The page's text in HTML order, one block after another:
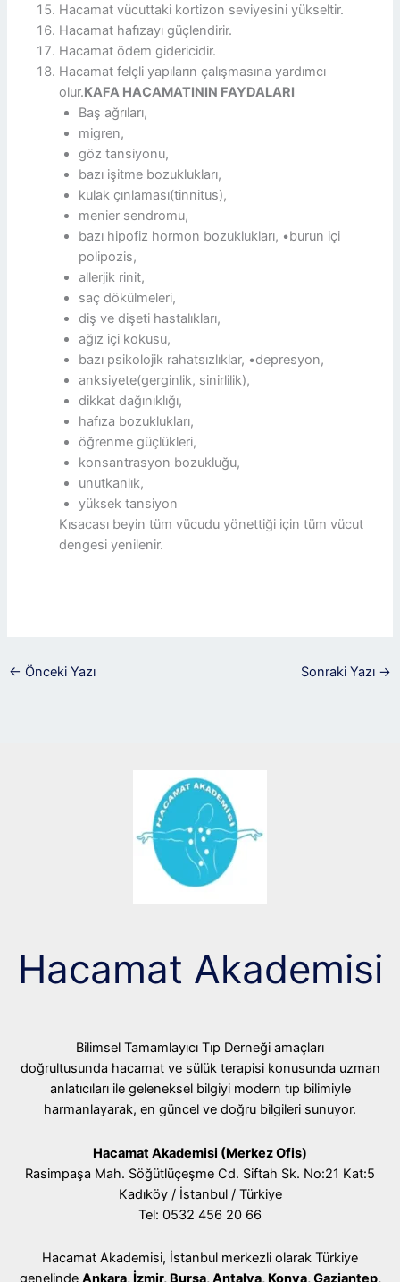
Hacamat vücuttaki kortizon seviyesini yükseltir.
Hacamat hafızayı güçlendirir.
Hacamat ödem gidericidir.
Hacamat felçli yapıların çalışmasına yardımcı
olur.KAFA HACAMATININ FAYDALARI
Baş ağrıları,
migren,
göz tansiyonu,
bazı işitme bozuklukları,
kulak çınlaması(tinnitus),
menier sendromu,
bazı hipofiz hormon bozuklukları, •burun içi
polipozis,
allerjik rinit,
saç dökülmeleri,
diş ve dişeti hastalıkları,
ağız içi kokusu,
bazı psikolojik rahatsızlıklar, •depresyon,
anksiyete(gerginlik, sinirlilik),
dikkat dağınıklığı,
hafıza bozuklukları,
öğrenme güçlükleri,
konsantrasyon bozukluğu,
unutkanlık,
yüksek tansiyon
Kısacası beyin tüm vücudu yönettiği için tüm vücut
dengesi yenilenir.
← Önceki Yazı Sonraki Yazı →
Hacamat Akademisi
Bilimsel Tamamlayıcı Tıp Derneği amaçları
doğrultusunda hacamat ve sülük terapisi konusunda uzman
anlatıcıları ile geleneksel bilgiyi modern tıp bilimiyle
harmanlayarak, en güncel ve doğru bilgileri sunuyor.
Hacamat Akademisi (Merkez Ofis)
Rasimpaşa Mah. Söğütlüçeşme Cd. Siftah Sk. No:21 Kat:5
Kadıköy / İstanbul / Türkiye
Tel: 0532 456 20 66
Hacamat Akademisi, İstanbul merkezli olarak Türkiye
genelinde Ankara, İzmir, Bursa, Antalya, Konya, Gaziantep,